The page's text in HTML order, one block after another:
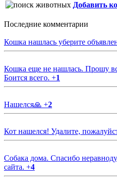
Добавить
Последние комментарии
Кошка нашлась уберите
Кошка еще не нашлась. Прошу
Боится всего. +1
Нашелся🙏 +2
Кот нашелся! Удалите,
Собака дома. Спасибо
сайта. +4